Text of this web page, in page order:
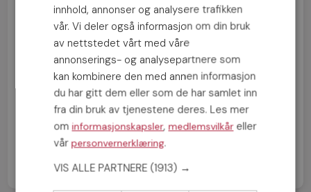
FORRIGE INNLEGG
5 spennende desemberdater
NESTE INNLEGG
Tips til en vellykket restaurantdate
innhold, annonser og analysere trafikken
vår. Vi deler også informasjon om din bruk
av nettstedet vårt med våre
annonserings- og analysepartnere som
kan kombinere den med annen informasjon
du har gitt dem eller som de har samlet inn
fra din bruk av tjenestene deres. Les mer
ominformasjonskapsler,medlemsvilkåreller
vårpersonvernerklæring.
VIS ALLE PARTNERE (1913) →